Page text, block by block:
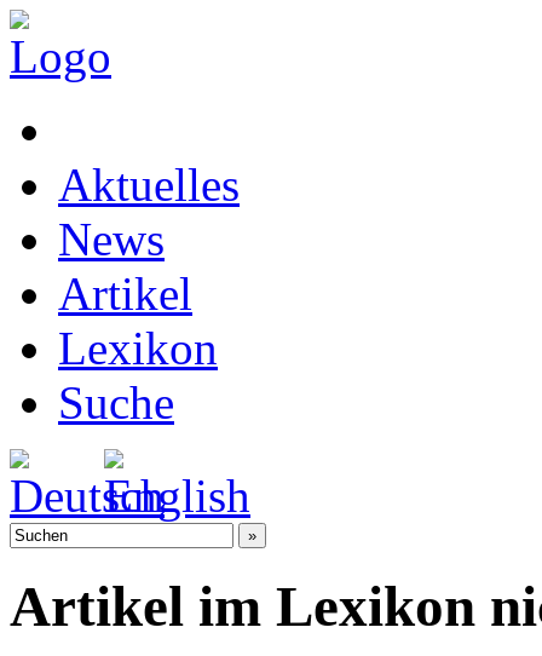
Aktuelles
News
Artikel
Lexikon
Suche
Artikel im Lexikon